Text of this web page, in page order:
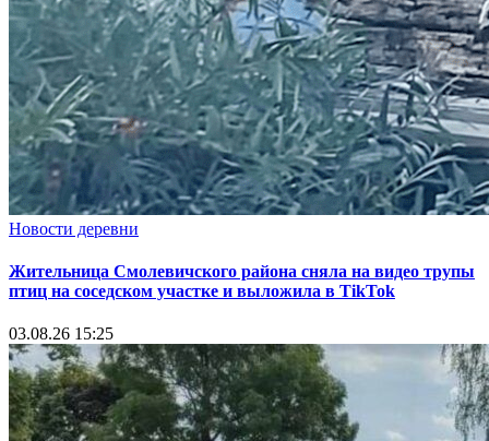
Новости деревни
Жительница Смолевичского района сняла на видео трупы
птиц на соседском участке и выложила в TikTok
03.08.26 15:25